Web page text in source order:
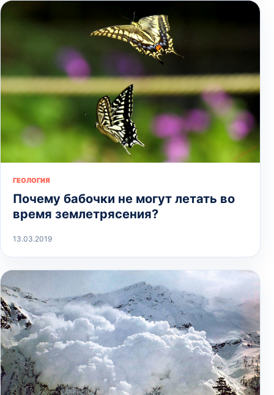
ГЕОЛОГИЯ
Почему бабочки не могут летать во
время землетрясения?
13.03.2019